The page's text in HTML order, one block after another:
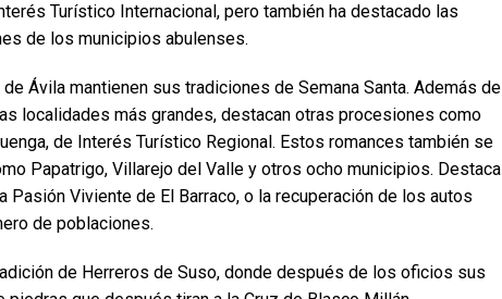
Turístico Internacional, pero también ha destacado las
de los municipios abulenses.
Ávila mantienen sus tradiciones de Semana Santa. Además de
localidades más grandes, destacan otras procesiones como
de Interés Turístico Regional. Estos romances también se
Papatrigo, Villarejo del Valle y otros ocho municipios. Destaca
Pasión Viviente de El Barraco, o la recuperación de los autos
de poblaciones.
de Herreros de Suso, donde después de los oficios sus